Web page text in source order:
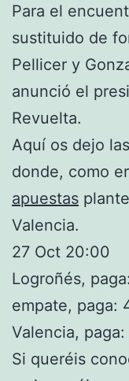
Para el
sustituido de
Pellicer y
anunció el
Revuelta.
Aquí os dejo
donde, como
apuestas
Valencia.
27 Oct 20:00
Logroñés,
empate, paga:
Valencia, paga:
Si queréis